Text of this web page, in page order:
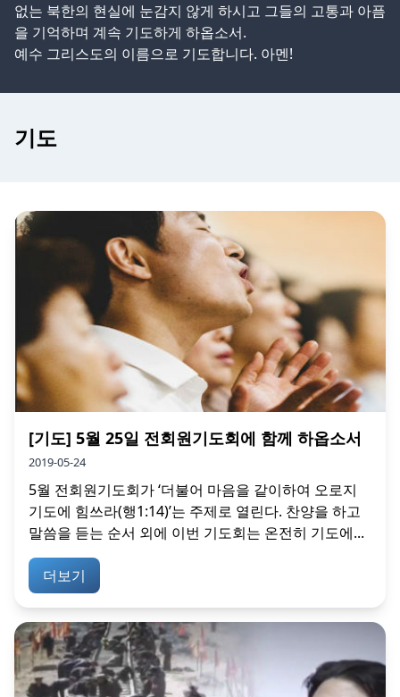
없는 북한의 현실에 눈감지 않게 하시고 그들의 고통과 아픔
을 기억하며 계속 기도하게 하옵소서.
예수 그리스도의 이름으로 기도합니다. 아멘!
기도
[기도] 5월 25일 전회원기도회에 함께 하옵소서
2019-05-24
5월 전회원기도회가 ‘더불어 마음을 같이하여 오로지
기도에 힘쓰라(행1:14)’는 주제로 열린다. 찬양을 하고
말씀을 듣는 순서 외에 이번 기도회는 온전히 기도에...
더보기